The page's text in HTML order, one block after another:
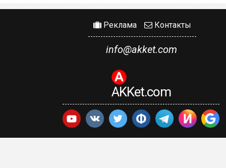
Реклама Контакты
info@akket.com
AKKet.com